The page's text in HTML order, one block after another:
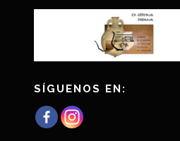
SÍGUENOS EN: